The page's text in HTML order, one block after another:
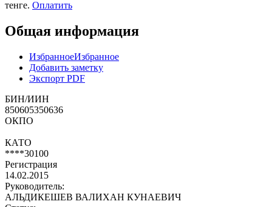
тенге. Оплатить
Общая информация
ИзбранноеИзбранное
Добавить заметку
Экспорт PDF
БИН/ИИН
850605350636
ОКПО
КАТО
****30100
Регистрация
14.02.2015
Руководитель:
АЛЬДИКЕШЕВ ВАЛИХАН КУНАЕВИЧ